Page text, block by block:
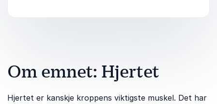
Om emnet: Hjertet
Hjertet er kanskje kroppens viktigste muskel. Det har